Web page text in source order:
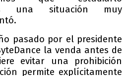
una situación muy
pasado por el presidente
la venda antes de
evitar una prohibición
permite explícitamente